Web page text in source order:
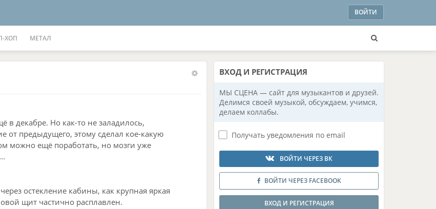
ВОЙТИ
ХОП МЕТАЛ
в декабре. Но как-то не заладилось,
от предыдущего, этому сделал кое-какую
можно ещё поработать, но мозги уже
остекление кабины, как крупная яркая
щит частично расплавлен.
ВХОДИ РЕГИСТРАЦИЯ
МЫ СЦЕНА — сайт для музыкантов и друзей.
Делимся своей музыкой, обсуждаем, учимся,
делаем коллабы.
Получать уведомления по email
ВОЙТИ ЧЕРЕЗ ВК
ВОЙТИ ЧЕРЕЗ FACEBOOK
ВХОД И РЕГИСТРАЦИЯ